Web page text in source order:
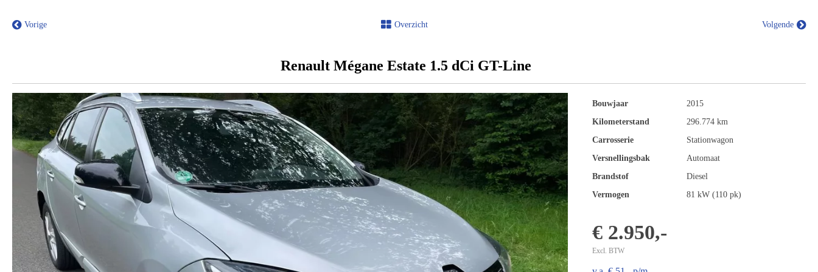
Vorige Overzicht Volgende
Renault Mégane Estate 1.5 dCi GT-Line
Bouwjaar
2015
Kilometerstand
296.774 km
Carrosserie
Stationwagon
Versnellingsbak
Automaat
Brandstof
Diesel
Vermogen
81 kW (110 pk)
€ 2.950,-
Excl. BTW